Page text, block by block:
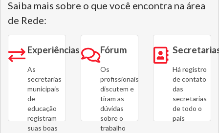
Saiba mais sobre o que você encontra na área
de Rede:
Experiências
As
secretarias
municipais
de
educação
registram
suas boas
Fórum
Os
profissionais
discutem e
tiram as
dúvidas
sobre o
trabalho
Há registro
de contato
das
secretarias
de todo o
país